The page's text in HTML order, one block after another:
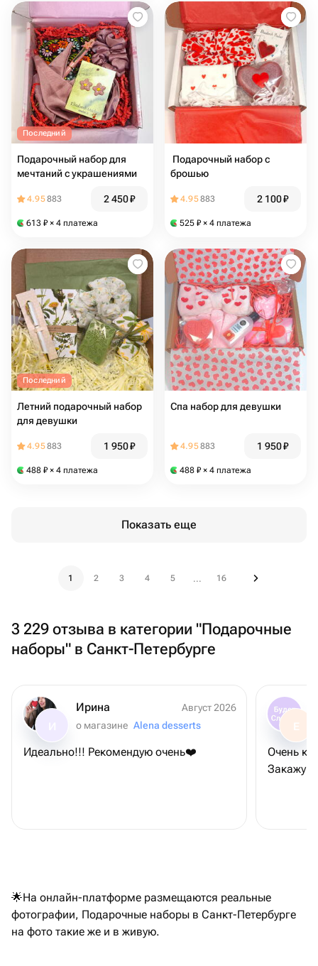
Последний
Подарочный набор для
мечтаний с украшениями
4.95883 2 450₽
613 ₽ × 4 платежа
️ Подарочный набор с
брошью ️
4.95883 2 100₽
525 ₽ × 4 платежа
Последний
Летний подарочный набор
для девушки
4.95883 1 950₽
488 ₽ × 4 платежа
Спа набор для девушки
4.95883 1 950₽
488 ₽ × 4 платежа
Показать еще
1 2 3 4 5 ... 16
3 229 отзыва в категории "Подарочные
наборы" в Санкт-Петербурге
Ирина
Август 2026
о магазине Alena desserts
Идеально!!! Рекомендую очень❤️
Е
Очень
Закажу
🌟На онлайн-платформе размещаются реальные
фотографии, Подарочные наборы в Санкт-Петербурге
на фото такие же и в живую.